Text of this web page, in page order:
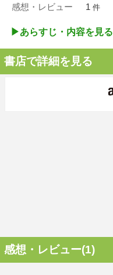
感想・レビュー 1 件
▶︎あらすじ・内容を見る
書店で詳細を見る
感想・レビュー(1)